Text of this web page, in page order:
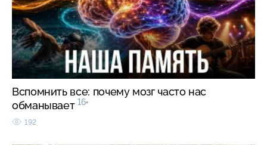
Вспомнить все: почему мозг часто нас
обманывает 16+
192